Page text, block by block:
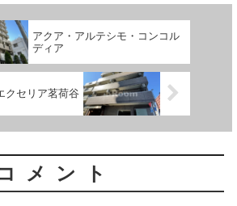
アクア・アルテシモ・コンコル
ディア
クセリア茗荷谷
メント